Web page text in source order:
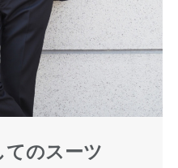
てのスーツ